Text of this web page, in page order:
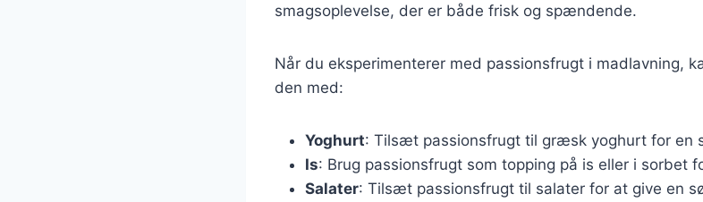
smagsoplevelse, der er både frisk og spændende.
Når du eksperimenterer med passionsfrugt i madlavning,
den med:
Yoghurt: Tilsæt passionsfrugt til græsk yoghurt for en
Is: Brug passionsfrugt som topping på is eller i sorbet
Salater: Tilsæt passionsfrugt til salater for at give en